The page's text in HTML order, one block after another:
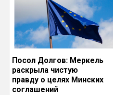
Посол Долгов: Меркель
раскрыла чистую
правду о целях Минских
соглашений